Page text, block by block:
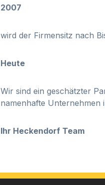
2007
wird der Firmensitz nach
Heute
Wir sind ein geschätzter
namenhafte Unternehmen
Ihr Heckendorf Team